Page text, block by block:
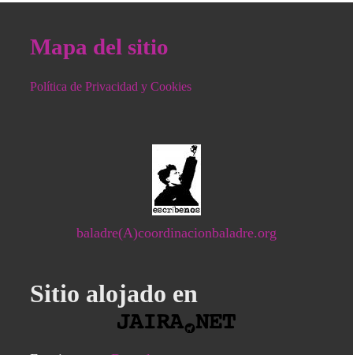
Mapa del sitio
Política de Privacidad y Cookies
baladre(A)coordinacionbaladre.org
Sitio alojado en